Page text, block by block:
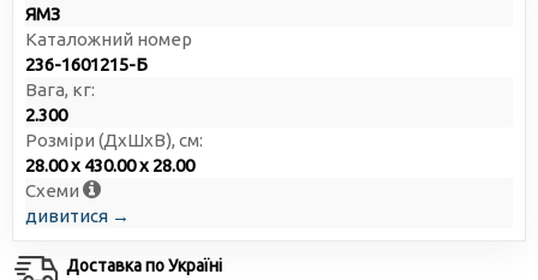
ЯМЗ
Каталожний номер
236-1601215-Б
Вага, кг:
2.300
Розміри (ДxШxВ), см:
28.00 x 430.00 x 28.00
Схеми
дивитися →
Доставка по Україні